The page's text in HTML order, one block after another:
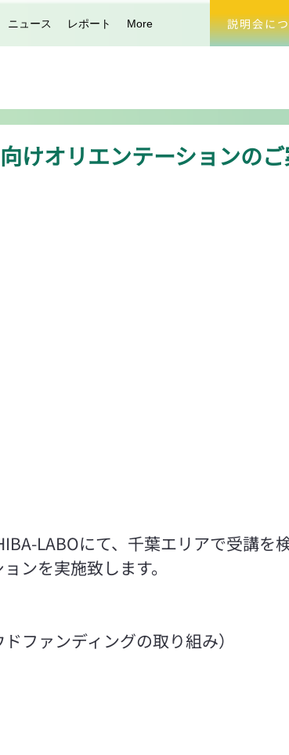
ニュース レポート More 説明会に
けオリエンテーションの
LABOにて、千葉エリアで受講を
ンを実施致します。
ファンディングの取り組み）